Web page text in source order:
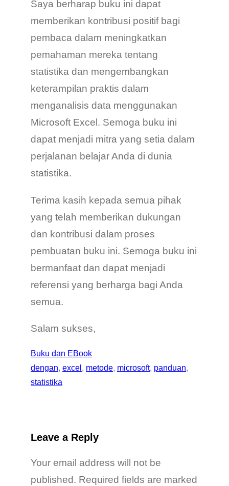
Saya berharap buku ini dapat
memberikan kontribusi positif bagi
pembaca dalam meningkatkan
pemahaman mereka tentang
statistika dan mengembangkan
keterampilan praktis dalam
menganalisis data menggunakan
Microsoft Excel. Semoga buku ini
dapat menjadi mitra yang setia dalam
perjalanan belajar Anda di dunia
statistika.
Terima kasih kepada semua pihak
yang telah memberikan dukungan
dan kontribusi dalam proses
pembuatan buku ini. Semoga buku ini
bermanfaat dan dapat menjadi
referensi yang berharga bagi Anda
semua.
Salam sukses,
Buku dan EBook
dengan, excel , metode, microsoft, panduan
statistika
Leave a Reply
Your email address will not be
published. Required fields are marked